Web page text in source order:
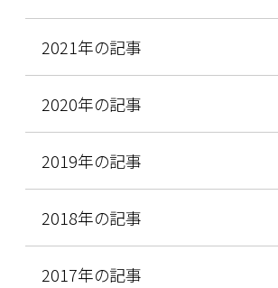
2021年の記事
2020年の記事
2019年の記事
2018年の記事
2017年の記事